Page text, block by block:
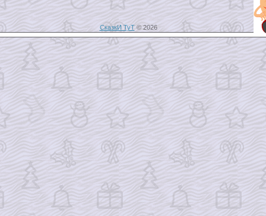
СказкИ ТуТ© 2026